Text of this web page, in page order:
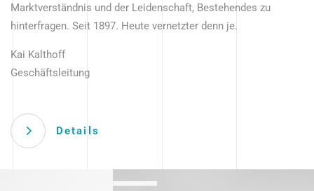
Marktverständnis und der Leidenschaft, Bestehendes zu
hinterfragen. Seit 1897. Heute vernetzter denn je.
Kai Kalthoff
Geschäftsleitung
Details